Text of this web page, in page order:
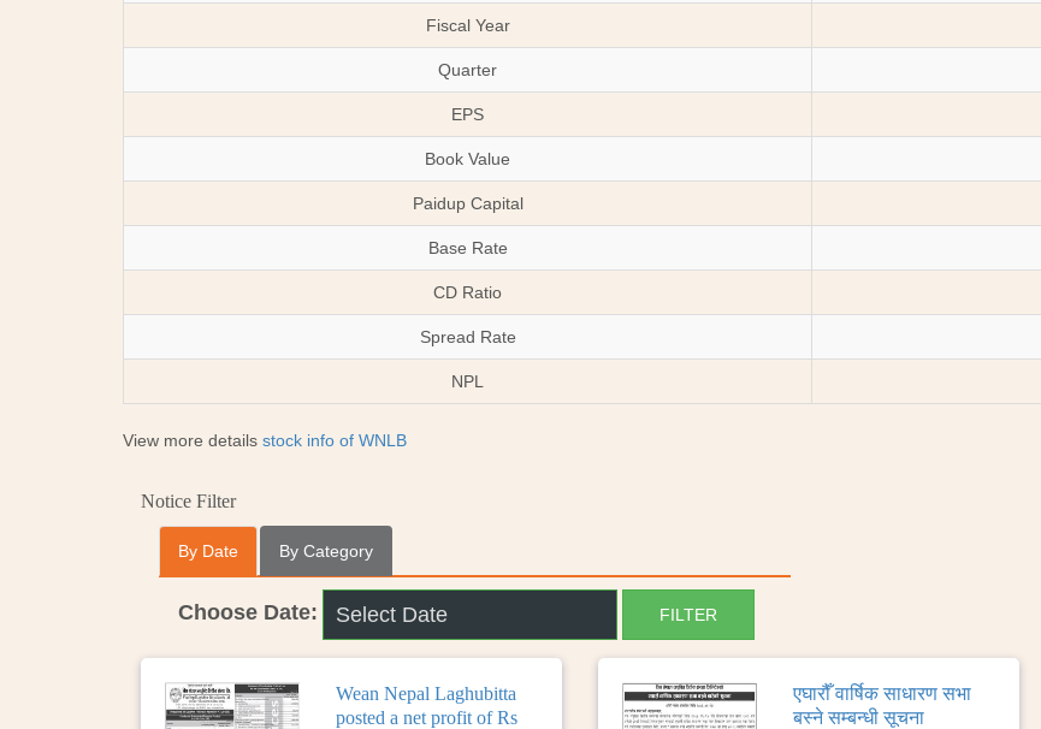
Fiscal Year
Quarter
EPS
Book Value
Paidup Capital
Base Rate
CD Ratio
Spread Rate
NPL
View more details stock info of WNLB
Notice Filter
By Date By Category
Choose Date:
Wean Nepal Laghubitta
posted a net profit of Rs
एघारौँ वार्षिक साधारण सभा
बस्ने सम्बन्धी सूचना